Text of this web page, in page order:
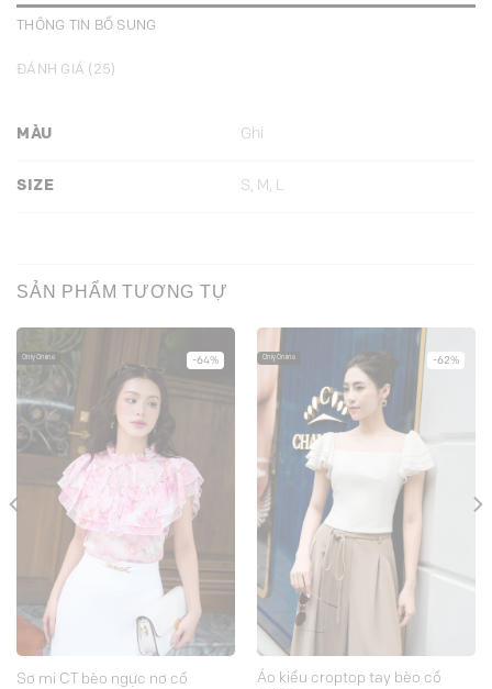
THÔNG TIN BỔ SUNG
ĐÁNH GIÁ (25)
MÀU Ghi
SIZE S, M, L
SẢN PHẨM TƯƠNG TỰ
-64%
Only Online
Sơ mi CT bèo ngực nơ cổ
-62%
Only Online
Áo kiểu croptop tay bèo cổ